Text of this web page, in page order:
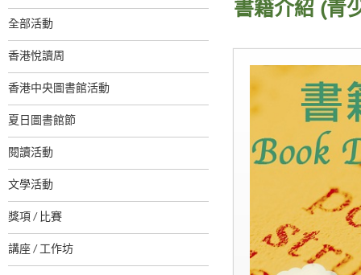
全部活動
香港悅讀周
香港中央圖書館活動
夏日圖書館節
閱讀活動
文學活動
獎項 / 比賽
講座 / 工作坊
書籍介紹 (青